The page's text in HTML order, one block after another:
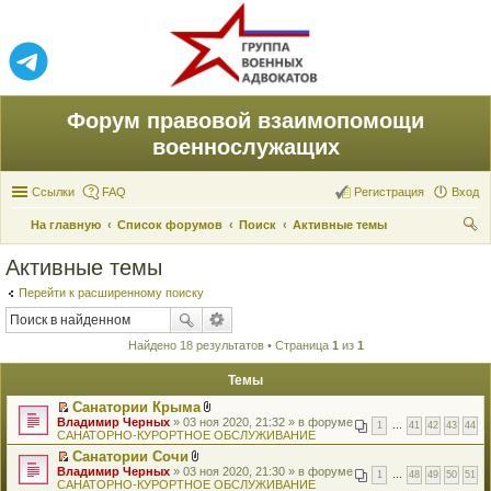
Форум правовой взаимопомощи
военнослужащих
Ссылки FAQ Вход
Регистрация
На главную Список форумов Поиск
Активные темы
Активные темы
Перейти к расширенному поиску
Найдено 18 результатов • Страница 1 из 1
Темы
П
е
р
е
й
т
Санатории Крыма
В
л
о
е
н
1 41 42 43 44
Владимир Черных » 03 ноя 2020, 21:32 » в форуме
САНАТОРНО-КУРОРТНОЕ ОБСЛУЖИВАНИЕ
П
е
Санатории Сочи
В
л
1 48 49 50 51
Владимир Черных » 03 ноя 2020, 21:30 » в форуме
САНАТОРНО-КУРОРТНОЕ ОБСЛУЖИВАНИЕ